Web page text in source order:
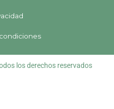
los derechos reservados